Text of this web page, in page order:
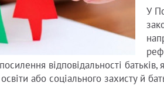
У
відповідальності
або соціального захисту й